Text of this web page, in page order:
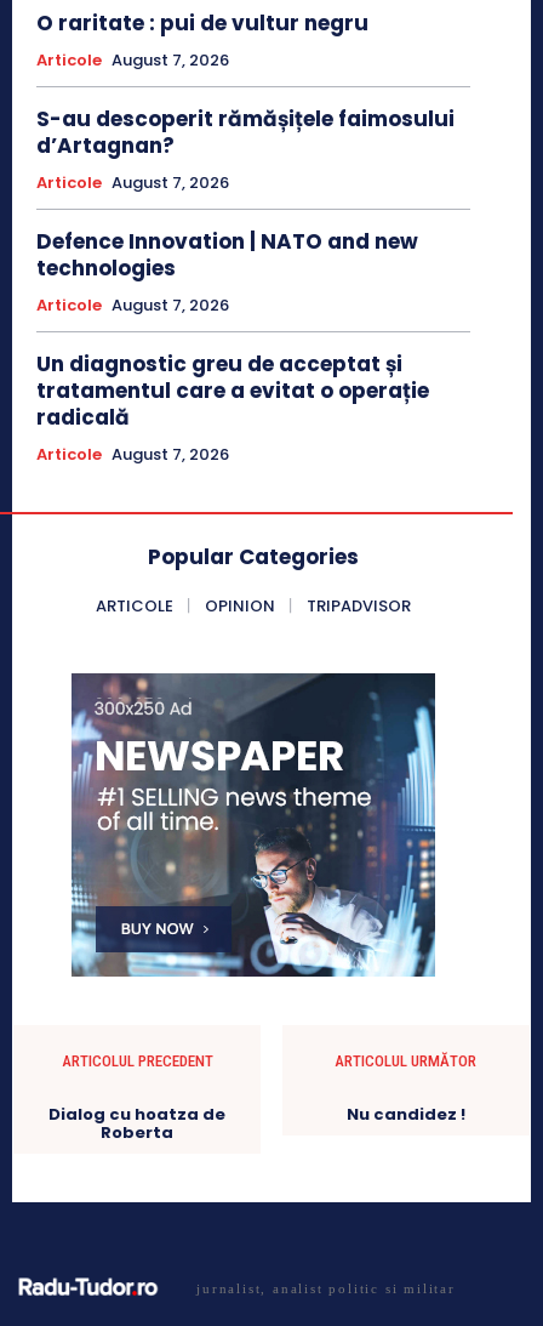
O raritate : pui de vultur negru
Articole August 7, 2026
S-au descoperit rămășițele faimosului
d’Artagnan?
Articole August 7, 2026
Defence Innovation | NATO and new
technologies
Articole August 7, 2026
Un diagnostic greu de acceptat și
tratamentul care a evitat o operație
radicală
Articole August 7, 2026
Popular Categories
ARTICOLE OPINION TRIPADVISOR
ARTICOLUL PRECEDENT
Dialog cu hoatza de
Roberta
ARTICOLUL URMĂTOR
Nu candidez !
jurnalist, analist politic si militar